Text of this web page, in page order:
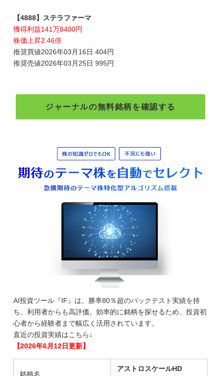
【4888】ステラファーマ
獲得利益141万8400円
株価上昇2.46倍
推奨買値2026年03月16日 404円
推奨売値2026年03月25日 995円
ジャーナルの無料銘柄を確認する
AI投資ツール『IF』は、勝率80％超のバックテスト実績を持
ち、利用者からも高評価。効率的に銘柄を探せるため、投資初
心者から経験者まで幅広く活用されています。
直近の投資実績はこちら↓
【2026年6月12日更新】
銘柄名
アストロスケールHD